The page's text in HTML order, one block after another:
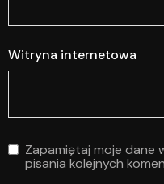
Witryna internetowa
Zapamiętaj moje dane
pisania kolejnych